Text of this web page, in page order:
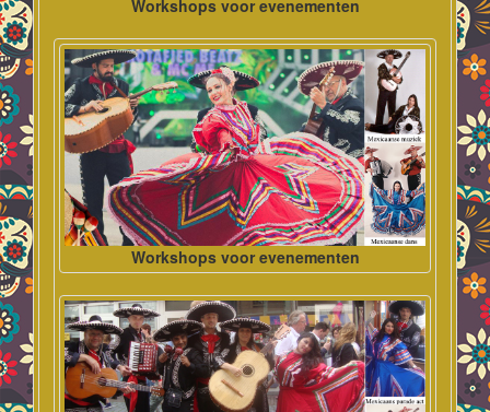
Workshops voor evenementen
Workshops voor evenementen